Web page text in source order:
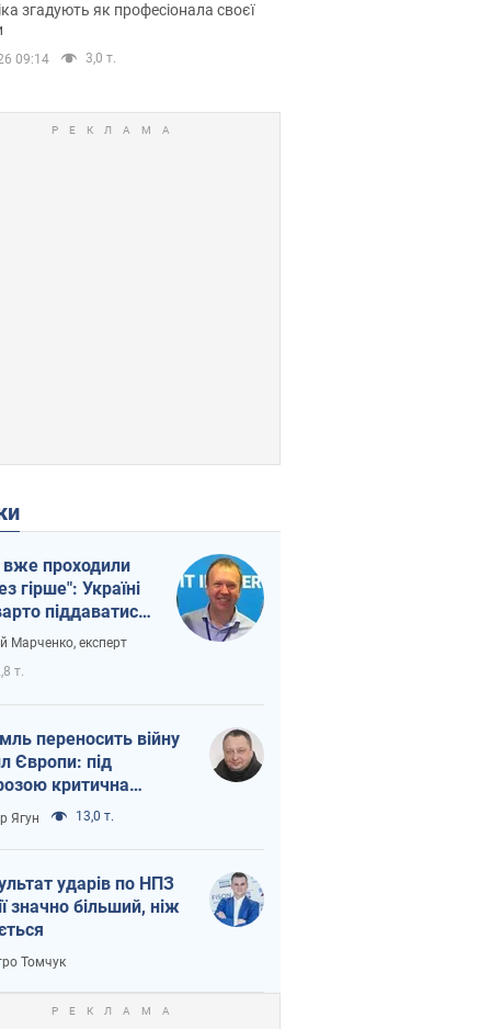
згадують як професіонала своєї
09:14 3,0 т.
проходили
гірше": Україні
піддаватися
через
Марченко, експерт
т.
переносить війну
Європи: під
критична
Ягун 13,0 т.
ударів по НПЗ
значно більший, ніж
Томчук